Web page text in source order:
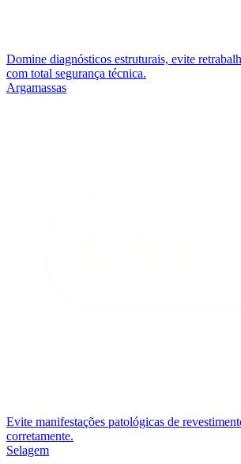
Domine diagnósticos estruturais, evite
com total segurança técnica.
Argamassas
Evite manifestações patológicas de
corretamente.
Selagem